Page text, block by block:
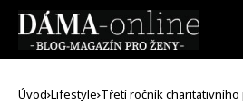
Úvod Lifestyle Třetí ročník